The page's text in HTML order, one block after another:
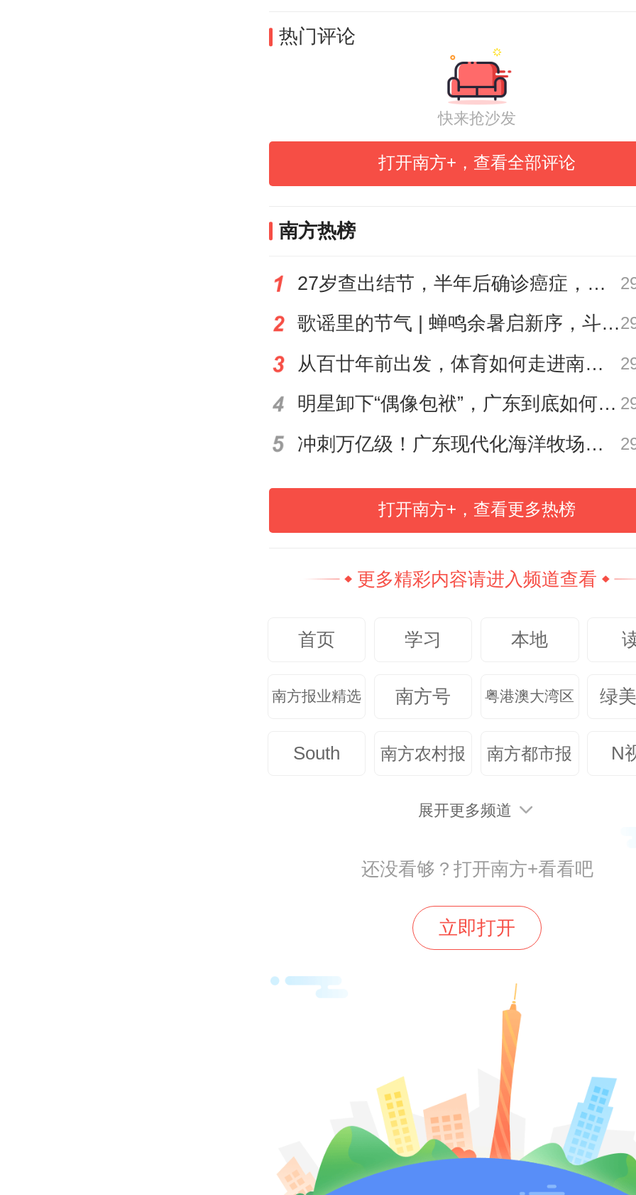
涝灾害应急处突准备，在高考考点、城
点、重要电力设施等重点部位提前预置
援、应急排涝、电力抢修、交通保畅等
急队伍，第一时间处置突发险情灾情，
障高考顺利进行。
南方+记者 曾良科 陈薇
南方日报、南方+客户端原创，未经授权不
转载
编辑 张会
本文作者
南方日报、南方+经济新闻
脚下有风，眼里有光
分享到：
热门评论
快来抢沙发
打开南方+，查看全部评论
南方热榜
27岁查出结节，半年后确诊癌症，甲状腺癌真的“懒”吗？
歌谣里的节气 | 蝉鸣余暑启新序，斗指西南迎立秋
从百廿年前出发，体育如何走进南粤普通人的生活？
明星卸下“偶像包袱”，广东到底如何让人变松弛？ | 好看·南方号
冲刺万亿级！广东现代化海洋牧场建设提速
打开南方+，查看更多热榜
更多精彩内容请进入频道查看
首页 学习 本地
南方报业精选 南方号 粤港澳大湾区 绿
South 南方农村报 南方都市报 N
展开更多频道
还没看够？打开南方+看看吧
立即打开